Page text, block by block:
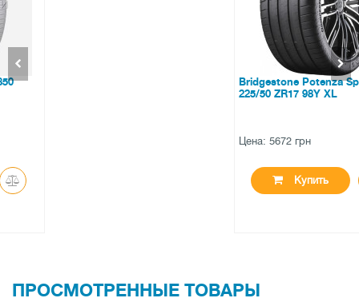
ПРОСМОТРЕННЫЕ ТОВАРЫ